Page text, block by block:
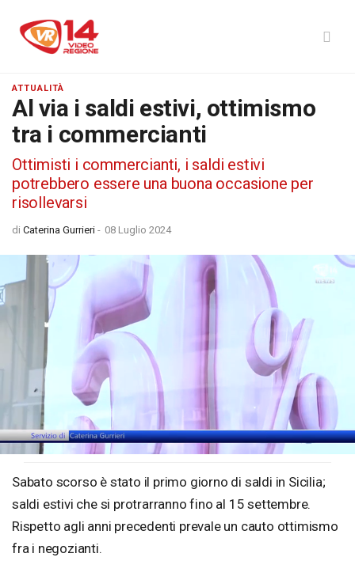
ATTUALITÀ
Al via i saldi estivi, ottimismo
tra i commercianti
Ottimisti i commercianti, i saldi estivi
potrebbero essere una buona occasione per
risollevarsi
di Caterina Gurrieri - 08 Luglio 2024
Unmute Loaded
Sabato scorso è stato il primo giorno di saldi in Sicilia;
saldi estivi che si protrarranno fino al 15 settembre.
Rispetto agli anni precedenti prevale un cauto ottimismo
fra i negozianti.